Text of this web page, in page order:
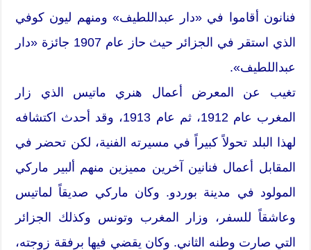
فنانون أقاموا في «دار عبداللطيف» ومنهم ليون كوفي
الذي استقر في الجزائر حيث حاز عام 1907 جائزة «دار
عبداللطيف».
تغيب عن المعرض أعمال هنري ماتيس الذي زار
المغرب عام 1912، ثم عام 1913، وقد أحدث اكتشافه
لهذا البلد تحولاً كبيراً في مسيرته الفنية، لكن تحضر في
المقابل أعمال فنانين آخرين مميزين منهم ألبير ماركي
المولود في مدينة بوردو. وكان ماركي صديقاً لماتيس
وعاشقاً للسفر، وزار المغرب وتونس وكذلك الجزائر
التي صارت وطنه الثاني. وكان يقضي فيها برفقة زوجته،